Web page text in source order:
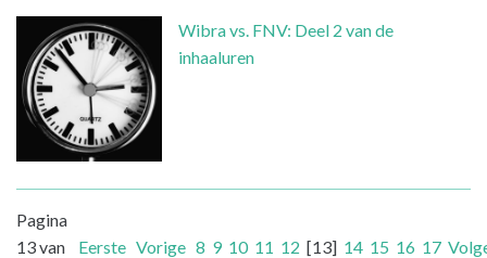
Wibra vs. FNV: Deel 2 van de
inhaaluren
Pagina
13 van
Eerste Vorige 8 9 10 11 12 [13] 14 15 16 17